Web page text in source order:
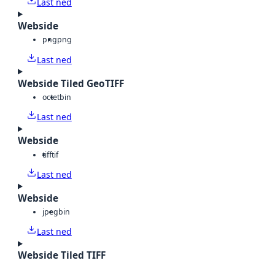
Webside
pngpng
Last ned
Webside Tiled GeoTIFF
octetbin
Last ned
Webside
tifftif
Last ned
Webside
jpegbin
Last ned
Webside Tiled TIFF